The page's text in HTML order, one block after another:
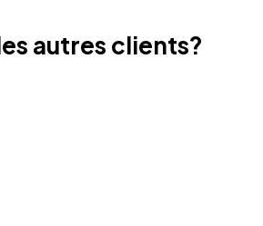
autres clients?